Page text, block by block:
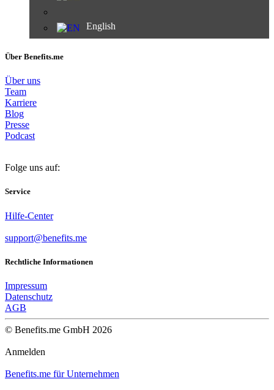
English
Über Benefits.me
Über uns
Team
Karriere
Blog
Presse
Podcast
Folge uns auf:
Service
Hilfe-Center
support@benefits.me
Rechtliche Informationen
Impressum
Datenschutz
AGB
© Benefits.me GmbH 2026
Anmelden
Benefits.me für Unternehmen